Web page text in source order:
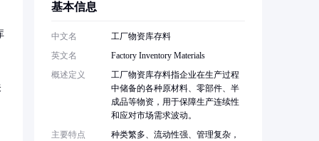
基本信息
中文名
工厂物资库存料
英文名
Factory Inventory Materials
概述定义
工厂物资库存料指企业在生产过程
中储备的各种原材料、零部件、半
成品等物资，用于保障生产连续性
和应对市场需求波动。
主要特点
种类繁多、流动性强、管理复杂，